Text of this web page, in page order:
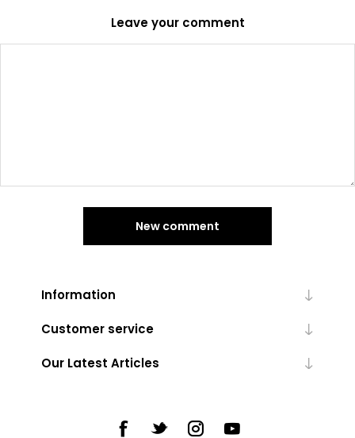
Leave your comment
New comment
Information
Customer service
Our Latest Articles